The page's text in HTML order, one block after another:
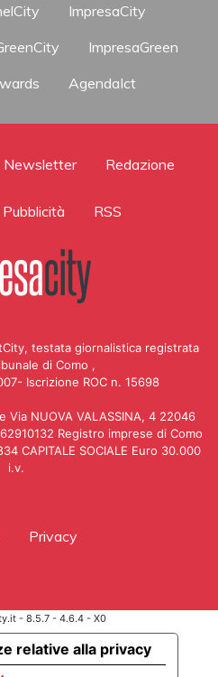
ImpresaCity
ImpresaGreen
AgendaIct
Newsletter Redazione
Pubblicità RSS
testata giornalistica registrata
di Como ,
Iscrizione ROC n. 15698
Via NUOVA VALASSINA, 4 22046
Registro imprese di Como
CAPITALE SOCIALE Euro 30.000
i.v.
Privacy
- 8.5.7 - 4.6.4 - X0
relative alla privacy